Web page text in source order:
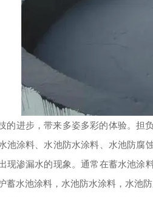
的进步，带来多姿多彩的体验。担
池涂料、水池防水涂料、水池防腐
现渗漏水的现象。通常在蓄水池涂
蓄水池涂料，水池防水涂料，水池防